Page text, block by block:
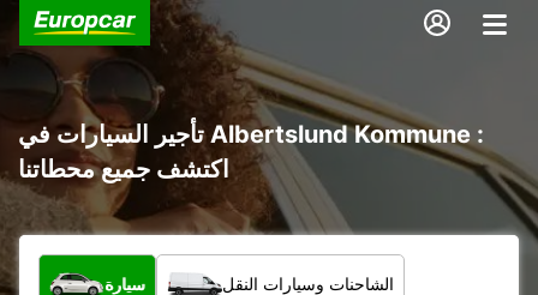
تأجير السيارات في Albertslund Kommune :
اكتشف جميع محطاتنا
ما نوع المركبة؟
سيارة الشاحنات وسيارات النقل